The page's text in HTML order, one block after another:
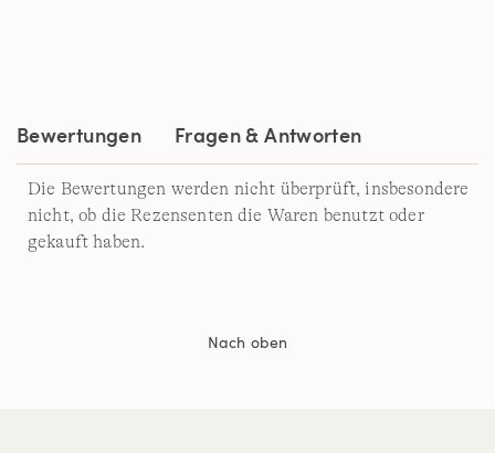
Bewertungen Fragen & Antworten
Die Bewertungen werden nicht überprüft, insbesondere
nicht, ob die Rezensenten die Waren benutzt oder
gekauft haben.
Nach oben